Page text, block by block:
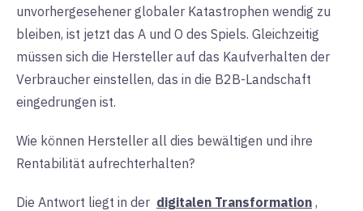
unvorhergesehener globaler Katastrophen wendig zu
bleiben, ist jetzt das A und O des Spiels. Gleichzeitig
müssen sich die Hersteller auf das Kaufverhalten der
Verbraucher einstellen, das in die B2B-Landschaft
eingedrungen ist.
Wie können Hersteller all dies bewältigen und ihre
Rentabilität aufrechterhalten?
Die Antwort liegt in der digitalen Transformation ,